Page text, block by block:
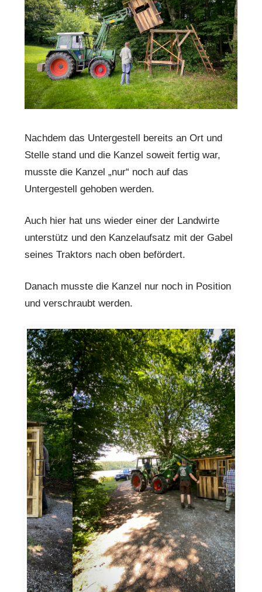
Nachdem das Untergestell bereits an Ort und
Stelle stand und die Kanzel soweit fertig war,
musste die Kanzel „nur“ noch auf das
Untergestell gehoben werden.
Auch hier hat uns wieder einer der Landwirte
unterstütz und den Kanzelaufsatz mit der Gabel
seines Traktors nach oben befördert.
Danach musste die Kanzel nur noch in Position
und verschraubt werden.